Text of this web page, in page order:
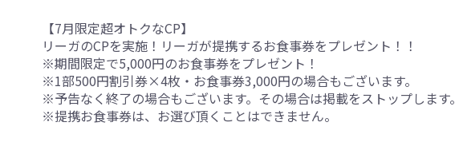
【7月限定超オトクなCP】
リーガのCPを実施！リーガが提携するお食事券をプレゼント！！
※期間限定で5,000円のお食事券をプレゼント！
※1部500円割引券×4枚・お食事券3,000円の場合もございます。
※予告なく終了の場合もございます。その場合は掲載をストップします。
※提携お食事券は、お選び頂くことはできません。